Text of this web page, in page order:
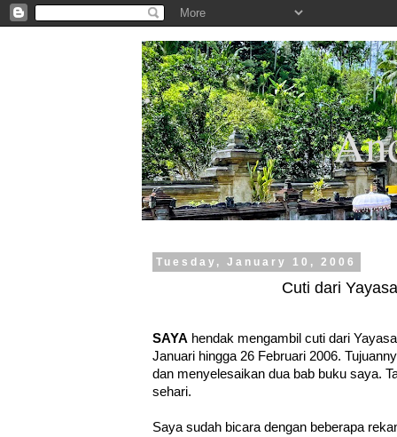
.
Tuesday, January 10, 2006
Cuti dari
SAYA hendak mengambil cuti dari
Januari hingga 26 Februari 2006.
dan menyelesaikan dua bab buku saya.
sehari.
Saya sudah bicara dengan beberapa